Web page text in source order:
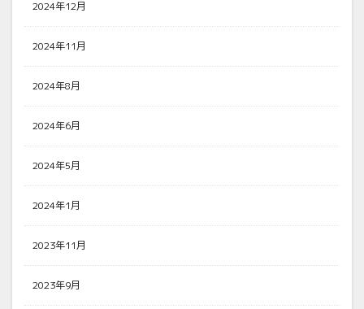
2024年12月
2024年11月
2024年8月
2024年6月
2024年5月
2024年1月
2023年11月
2023年9月